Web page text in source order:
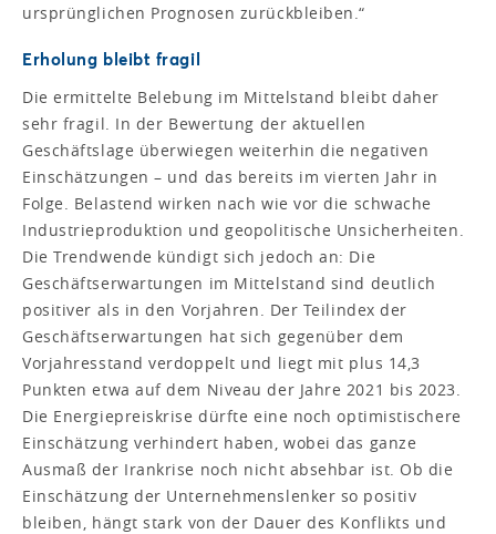
ursprünglichen Prognosen zurückbleiben.“
Erholung bleibt fragil
Die ermittelte Belebung im Mittelstand bleibt daher
sehr fragil. In der Bewertung der aktuellen
Geschäftslage überwiegen weiterhin die negativen
Einschätzungen – und das bereits im vierten Jahr in
Folge. Belastend wirken nach wie vor die schwache
Industrieproduktion und geopolitische Unsicherheiten.
Die Trendwende kündigt sich jedoch an: Die
Geschäftserwartungen im Mittelstand sind deutlich
positiver als in den Vorjahren. Der Teilindex der
Geschäftserwartungen hat sich gegenüber dem
Vorjahresstand verdoppelt und liegt mit plus 14,3
Punkten etwa auf dem Niveau der Jahre 2021 bis 2023.
Die Energiepreiskrise dürfte eine noch optimistischere
Einschätzung verhindert haben, wobei das ganze
Ausmaß der Irankrise noch nicht absehbar ist. Ob die
Einschätzung der Unternehmenslenker so positiv
bleiben, hängt stark von der Dauer des Konflikts und